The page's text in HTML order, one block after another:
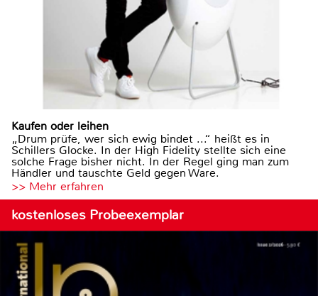
Kaufen oder leihen
„Drum prüfe, wer sich ewig bindet ...“ heißt es in
Schillers Glocke. In der High Fidelity stellte sich eine
solche Frage bisher nicht. In der Regel ging man zum
Händler und tauschte Geld gegen Ware.
>> Mehr erfahren
kostenloses Probeexemplar